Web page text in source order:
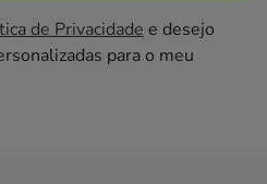
de Privacidade e desejo
para o meu